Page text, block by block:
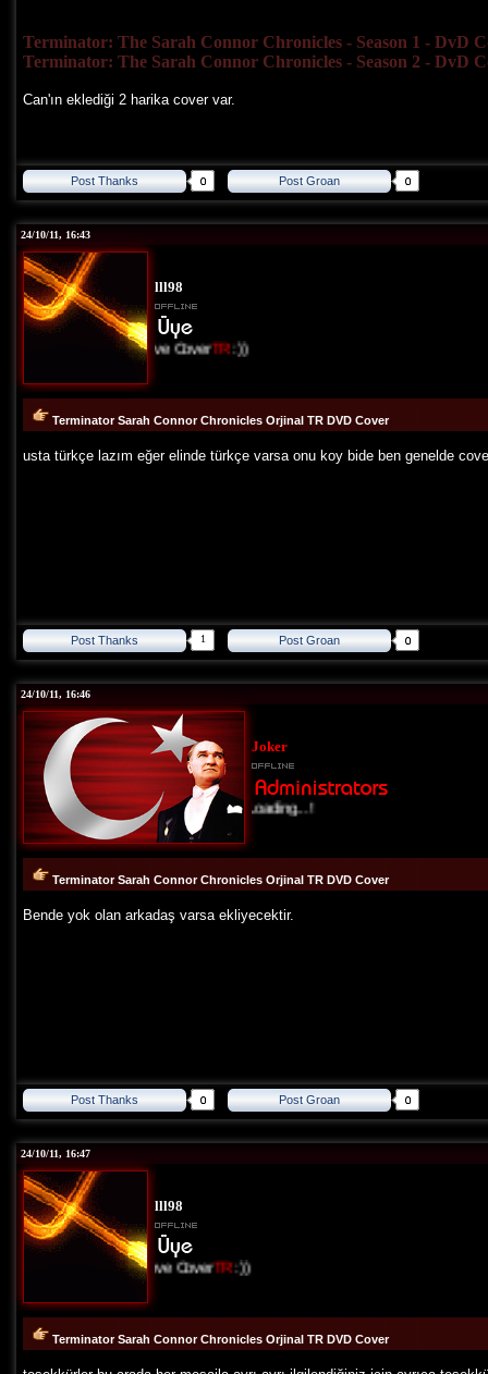
Terminator: The Sarah Connor Chronicles - Season 1 - DvD
Terminator: The Sarah Connor Chronicles - Season 2 - DvD
Can'ın eklediği 2 harika cover var.
Post Thanks Post Groan
24/10/11, 16:43
lll98
I Love CoverTR:))
Terminator Sarah Connor Chronicles Orjinal TR DVD Cover
usta türkçe lazım eğer elinde türkçe varsa onu koy bide ben genelde
Post Thanks 1 Post Groan
24/10/11, 16:46
Joker
Loading...!
Terminator Sarah Connor Chronicles Orjinal TR DVD Cover
Bende yok olan arkadaş varsa ekliyecektir.
Post Thanks Post Groan
24/10/11, 16:47
lll98
I Love CoverTR:))
Terminator Sarah Connor Chronicles Orjinal TR DVD Cover